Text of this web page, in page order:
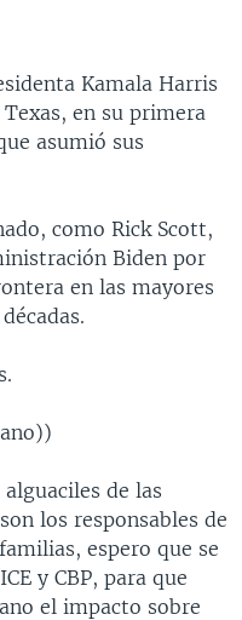
Kamala Harris
en su primera
asumió sus
como Rick Scott,
Biden por
en las mayores
de las
los responsables de
espero que se
y CBP, para que
el impacto sobre